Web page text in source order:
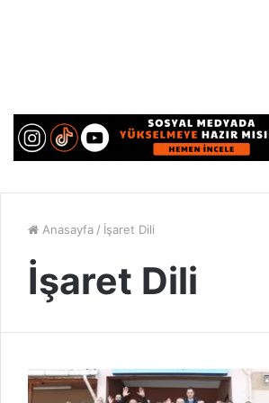
Anasayfa / İşaret Dili
İşaret Dili